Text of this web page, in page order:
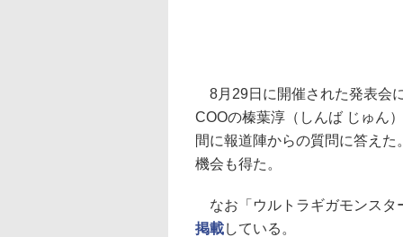
8月29日に開催された発表会
COOの榛葉淳（しんば じゅん
間に報道陣からの質問に答え
機会も得た。
なお「ウルトラギガモンスタ
掲載している。